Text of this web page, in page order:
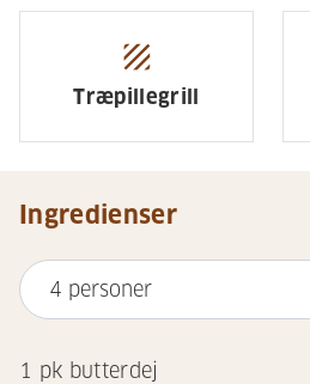
texture
Træpillegrill
Ingredienser
1 pk butterdej